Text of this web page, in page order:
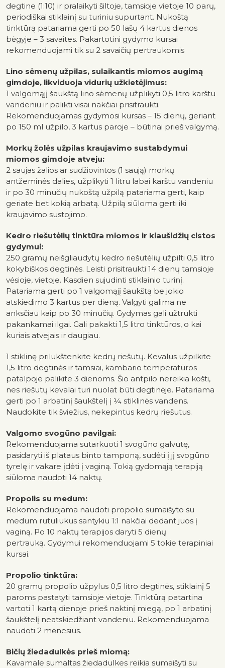
degtine (1:10) ir pralaikyti šiltoje, tamsioje vietoje 10 parų,
periodiškai stiklainį su turiniu supurtant. Nukoštą
tinktūrą patariama gerti po 50 lašų 4 kartus dienos
bėgyje – 3 savaites. Pakartotini gydymo kursai
rekomenduojami tik su 2 savaičių pertraukomis
Lino sėmenų užpilas, sulaikantis miomos augimą
gimdoje, likviduoja vidurių užkietėjimus:
1 valgomąjį šaukštą lino sėmenų užplikyti 0,5 litro karštu
vandeniu ir palikti visai nakčiai prisitraukti.
Rekomenduojamas gydymosi kursas – 15 dienų, geriant
po 150 ml užpilo, 3 kartus paroje – būtinai prieš valgymą.
Morkų žolės užpilas kraujavimo sustabdymui
miomos gimdoje atveju:
2 saujas žalios ar sudžiovintos (1 saują) morkų
antžeminės dalies, užplikyti 1 litru labai karštu vandeniu
ir po 30 minučių nukoštą užpilą patariama gerti, kaip
geriate bet kokią arbatą. Užpilą siūloma gerti iki
kraujavimo sustojimo.
Kedro riešutėlių tinktūra miomos ir kiaušidžių cistos
gydymui:
250 gramų neišgliaudytų kedro riešutėlių užpilti 0,5 litro
kokybiškos degtinės. Leisti prisitraukti 14 dienų tamsioje
vėsioje, vietoje. Kasdien sujudinti stiklainio turinį.
Patariama gerti po 1 valgomąjį šaukštą be jokio
atskiedimo 3 kartus per dieną. Valgyti galima ne
anksčiau kaip po 30 minučių. Gydymas gali užtrukti
pakankamai ilgai. Gali pakakti 1,5 litro tinktūros, o kai
kuriais atvejais ir daugiau.
1 stiklinę prilukštenkite kedrų riešutų. Kevalus užpilkite
1,5 litro deg­tinės ir tamsiai, kambario temperatūros
patalpoje palikite 3 dienoms. Šio antpilo nereikia košti,
nes riešutų kevalai turi nuolat būti degtinėje. Patariama
gerti po 1 arbatinį šaukštelį į ¼ stiklinės vandens.
Naudokite tik šviežius, nekepintus kedrų riešutus.
Valgomo svogūno pavilgai:
Rekomenduojama sutarkuoti 1 svogūno galvutę,
pasidaryti iš plataus binto tamponą, sudėti į jį svogūno
tyrelę ir vakare įdėti į vaginą. Tokią gydomąją terapiją
siūloma naudoti 14 naktų.
Propolis su medum:
Rekomenduojama naudoti propolio sumaišyto su
medum rutuliukus santykiu 1:1 nakčiai dedant juos į
vaginą. Po 10 naktų terapijos daryti 5 dienų
pertrauką. Gydymui rekomenduojami 5 tokie terapiniai
kursai.
Propolio tinktūra:
20 gramų propolio užpylus 0,5 litro degtinės, stiklainį 5
paroms pastatyti tamsioje vietoje. Tinktūrą patartina
vartoti 1 kartą dienoje prieš naktinį miegą, po 1 arbatinį
šaukštelį neatskiedžiant vandeniu. Rekomenduojama
naudoti 2 mėnesius.
Bičių žiedadulkės prieš miomą:
Kavamale sumaltas žiedadulkes reikia sumaišyti su